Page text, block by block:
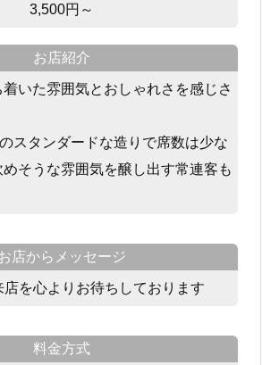
3,500円～
お店紹介
いた雰囲気とおしゃれさを感じさ
スタンダードな造りで席数は少な
そうな雰囲気を醸し出す常連客も
お店からメッセージ
店を心よりお待ちしております
料金方式